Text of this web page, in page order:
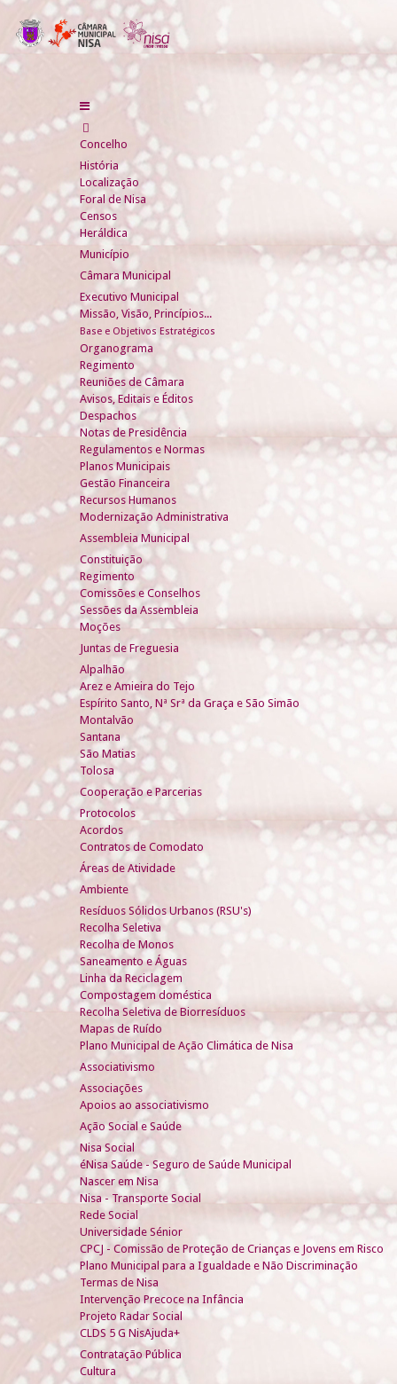
Concelho
História
Localização
Foral de Nisa
Censos
Heráldica
Município
Câmara Municipal
Executivo Municipal
Missão, Visão, Princípios...
Base e Objetivos Estratégicos
Organograma
Regimento
Reuniões de Câmara
Avisos, Editais e Éditos
Despachos
Notas de Presidência
Regulamentos e Normas
Planos Municipais
Gestão Financeira
Recursos Humanos
Modernização Administrativa
Assembleia Municipal
Constituição
Regimento
Comissões e Conselhos
Sessões da Assembleia
Moções
Juntas de Freguesia
Alpalhão
Arez e Amieira do Tejo
Espírito Santo, Nª Srª da Graça e São Simão
Montalvão
Santana
São Matias
Tolosa
Cooperação e Parcerias
Protocolos
Acordos
Contratos de Comodato
Áreas de Atividade
Ambiente
Resíduos Sólidos Urbanos (RSU's)
Recolha Seletiva
Recolha de Monos
Saneamento e Águas
Linha da Reciclagem
Compostagem doméstica
Recolha Seletiva de Biorresíduos
Mapas de Ruído
Plano Municipal de Ação Climática de Nisa
Associativismo
Associações
Apoios ao associativismo
Ação Social e Saúde
Nisa Social
éNisa Saúde - Seguro de Saúde Municipal
Nascer em Nisa
Nisa - Transporte Social
Rede Social
Universidade Sénior
CPCJ - Comissão de Proteção de Crianças e Jovens em Risco
Plano Municipal para a Igualdade e Não Discriminação
Termas de Nisa
Intervenção Precoce na Infância
Projeto Radar Social
CLDS 5 G NisAjuda+
Contratação Pública
Cultura